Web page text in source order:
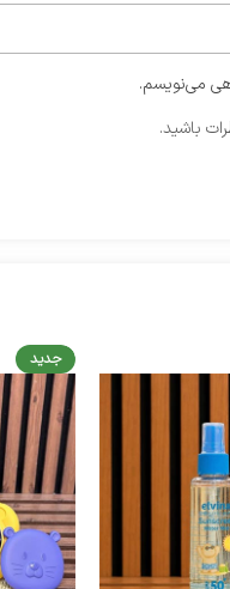
می‌نویسم.
باشید.
جدید